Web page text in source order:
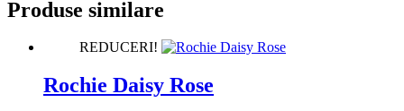
Produse similare
REDUCERI!
Rochie Daisy Rose